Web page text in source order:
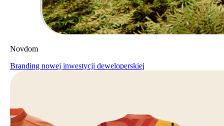
Novdom
Branding nowej inwestycji deweloperskiej